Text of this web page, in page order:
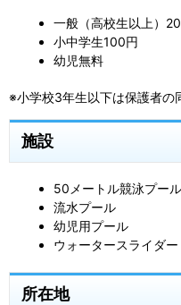
一般（高校生以上）
小中学生100円
幼児無料
※小学校3年生以下は保護者の
施設
50メートル競泳プール
流水プール
幼児用プール
ウォータースライダー
所在地